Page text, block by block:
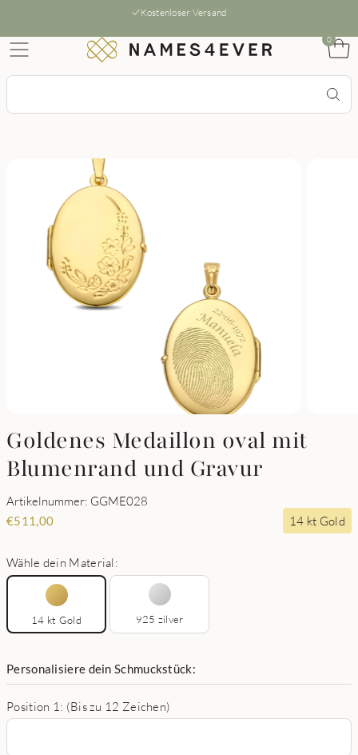
Kostenloser Versand
0
Goldenes Medaillon oval mit
Blumenrand und Gravur
Artikelnummer: GGME028
€511,00 14 kt Gold
Wähle dein Material:
14 kt Gold 925 zilver
Personalisiere dein Schmuckstück:
Position 1: (Bis zu 12 Zeichen)